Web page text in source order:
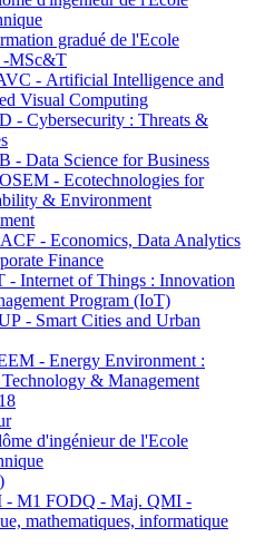
gradué de l'Ecole
-MSc&T
- Artificial Intelligence and
Visual Computing
- Cybersecurity : Threats &
- Data Science for Business
- Ecotechnologies for
& Environment
- Economics, Data Analytics
Finance
- Internet of Things : Innovation
Program (IoT)
- Smart Cities and Urban
- Energy Environment :
Technology & Management
d'ingénieur de l'Ecole
- M1 FODQ - Maj. QMI -
mathematiques, informatique